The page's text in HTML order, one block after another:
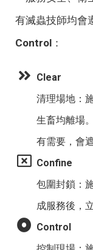
有滅蟲技師均會
Control ：
Clear
清理場地：
生畜均離場
有需要，會
Confine
包圍封鎖：
成服務後，
Control